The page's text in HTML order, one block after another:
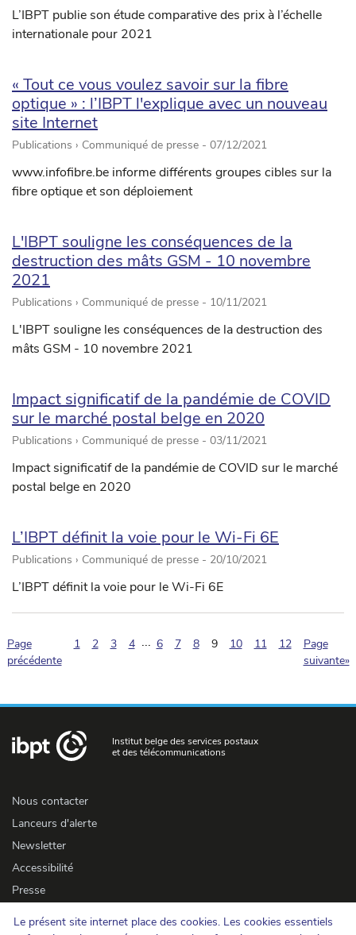
Le présent site internet place des cookies. Les cookies essentiels
L’IBPT publie son étude comparative des prix à l’échelle
internationale pour 2021
« Tout ce vous voulez savoir sur la fibre
optique » : l’IBPT l'explique avec un nouveau
site Internet
Publications › Communiqué de presse - 07/12/2021
www.infofibre.be informe différents groupes cibles sur la
fibre optique et son déploiement
L'IBPT souligne les conséquences de la
destruction des mâts GSM - 10 novembre
2021
Publications › Communiqué de presse - 10/11/2021
L'IBPT souligne les conséquences de la destruction des
mâts GSM - 10 novembre 2021
Impact significatif de la pandémie de COVID
sur le marché postal belge en 2020
Publications › Communiqué de presse - 03/11/2021
Impact significatif de la pandémie de COVID sur le marché
postal belge en 2020
L’IBPT définit la voie pour le Wi-Fi 6E
Publications › Communiqué de presse - 20/10/2021
L’IBPT définit la voie pour le Wi-Fi 6E
Page
précédente
1 2 3 4 ... 6 7 8 9(pagination.current)
10 11 12
Page
suivante»
Institut belge des services postaux
et des télécommunications
Nous contacter
Lanceurs d'alerte
Newsletter
Accessibilité
Presse